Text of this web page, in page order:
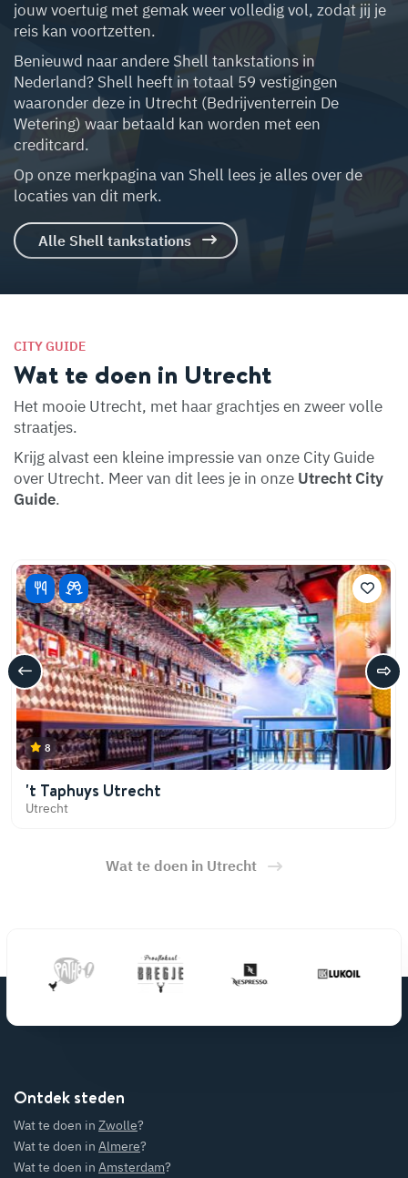
jouw voertuig met gemak weer volledig vol, zodat jij je
reis kan voortzetten.
Benieuwd naar andere Shell tankstations in
Nederland? Shell heeft in totaal 59 vestigingen
waaronder deze in Utrecht (Bedrijventerrein De
Wetering) waar betaald kan worden met een
creditcard.
Op onze merkpagina van Shell lees je alles over de
locaties van dit merk.
Alle Shell tankstations
CITY GUIDE
Wat te doen in Utrecht
Het mooie Utrecht, met haar grachtjes en zweer volle
straatjes.
Krijg alvast een kleine impressie van onze City Guide
over Utrecht. Meer van dit lees je in onze Utrecht City
Guide.
8
't Taphuys Utrecht
Utrecht
Wat te doen in Utrecht
Ontdek steden
Wat te doen in Zwolle?
Wat te doen in Almere?
Wat te doen in Amsterdam?